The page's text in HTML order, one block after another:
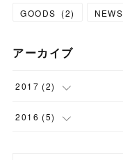
GOODS (2) NEWS
アーカイブ
2017 (2)
(1
2016 (5)